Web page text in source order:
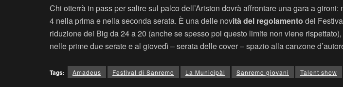
Chi otterrà in pass per salire sul palco dell’Ariston dovrà affrontare una gara a
4 nella prima e nella seconda serata. È una delle novità del regolamento del
riduzione dei Big da 24 a 20 (anche se spesso poi questo limite non viene
nelle prime due serate e al giovedì – serata delle cover – spazio alla canzone
Tags: Amadeus Festival di Sanremo La Municipàl Sanremo giovani Talent show